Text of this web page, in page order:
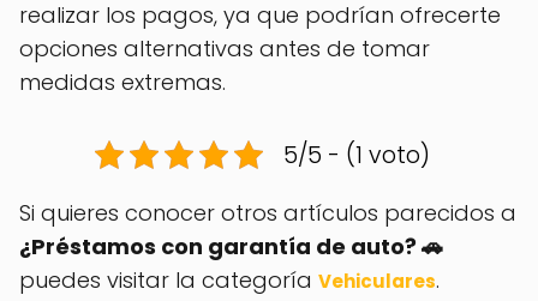
realizar los pagos, ya que podrían ofrecerte
opciones alternativas antes de tomar
medidas extremas.
5/5 - (1 voto)
Si quieres conocer otros artículos parecidos a
¿Préstamos con garantía de auto? 🚗
puedes visitar la categoría Vehiculares.